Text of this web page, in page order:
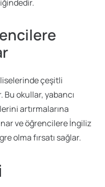
çeşitli
okullar, yabancı
artırmalarına
ve öğrencilere İngiliz
olma fırsatı sağlar.